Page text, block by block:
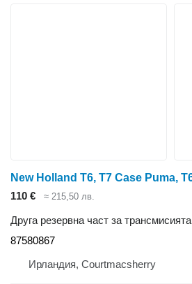
110 € ≈ 215,50 лв.
Друга резервна част за трансмисията
87580867
Ирландия, Courtmacsherry